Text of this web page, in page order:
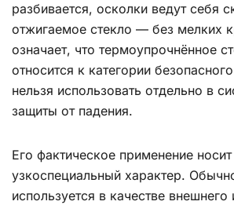
разбивается, осколки ведут себя
отжигаемое стекло — без мелких
означает, что термоупрочнённое
относится к категории
нельзя использовать отдельно в
защиты от падения.
Его фактическое применение
узкоспециальный характер.
используется в качестве внешнего